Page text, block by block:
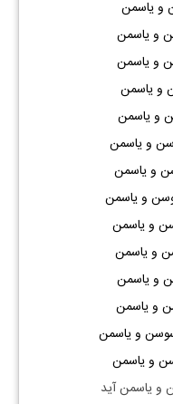
و یاسمن
و یاسمن
و یاسمن
و یاسمن
و یاسمن
و یاسمن
و یاسمن
و یاسمن
و یاسمن
و یاسمن
و یاسمن
و یاسمن
و یاسمن
و یاسمن
یاسمن آید